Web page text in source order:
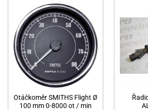
Otáčkoměr SMITHS Flight Ø
100 mm 0-8000 ot / min